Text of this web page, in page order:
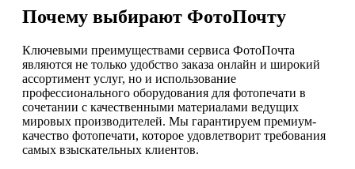
Почему выбирают ФотоПочту
Ключевыми преимуществами сервиса ФотоПочта
являются не только удобство заказа онлайн и широкий
ассортимент услуг, но и использование
профессионального оборудования для фотопечати в
сочетании с качественными материалами ведущих
мировых производителей. Мы гарантируем премиум-
качество фотопечати, которое удовлетворит требования
самых взыскательных клиентов.